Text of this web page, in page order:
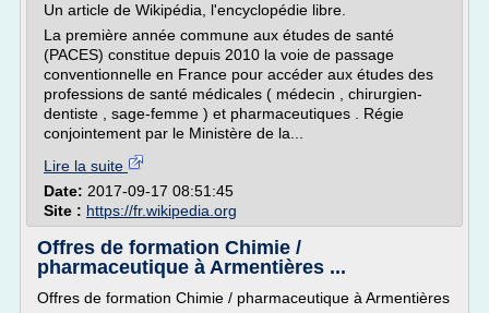
Un article de Wikipédia, l'encyclopédie libre.
La première année commune aux études de santé
(PACES) constitue depuis 2010 la voie de passage
conventionnelle en France pour accéder aux études des
professions de santé médicales ( médecin , chirurgien-
dentiste , sage-femme ) et pharmaceutiques . Régie
conjointement par le Ministère de la...
Lire la suite
Date: 2017-09-17 08:51:45
Site : https://fr.wikipedia.org
Offres de formation Chimie /
pharmaceutique à Armentières ...
Offres de formation Chimie / pharmaceutique à Armentières